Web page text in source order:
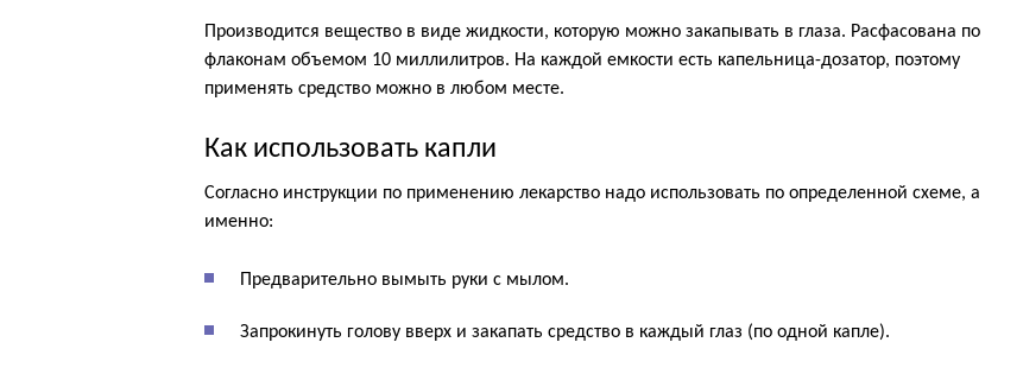
Производится вещество в виде жидкости, которую можно закапывать в глаза. Расфасована по
флаконам объемом 10 миллилитров. На каждой емкости есть капельница-дозатор, поэтому
применять средство можно в любом месте.
Как использовать капли
Согласно инструкции по применению лекарство надо использовать по определенной схеме, а
именно:
Предварительно вымыть руки с мылом.
Запрокинуть голову вверх и закапать средство в каждый глаз (по одной капле).